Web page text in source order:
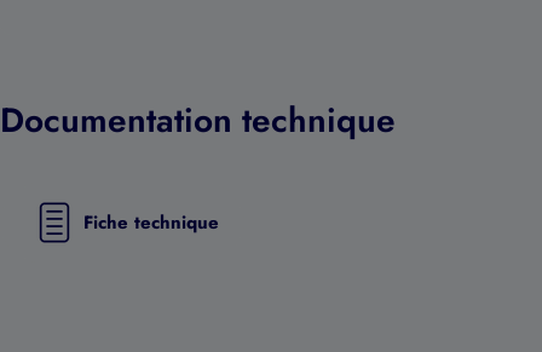
Documentation technique
Fiche technique